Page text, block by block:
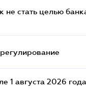
стать целью
1 августа 2026